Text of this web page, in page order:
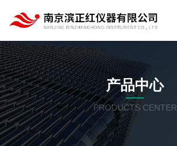
产品中心
PRODUCTS CENTER